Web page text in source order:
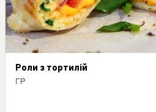
Роли з тортилій
ГР